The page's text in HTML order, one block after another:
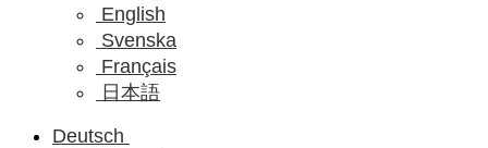
English
Svenska
Français
日本語
Deutsch